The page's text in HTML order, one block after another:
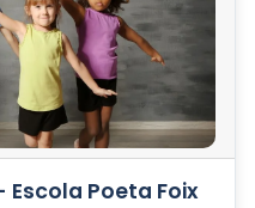
Poeta Foix